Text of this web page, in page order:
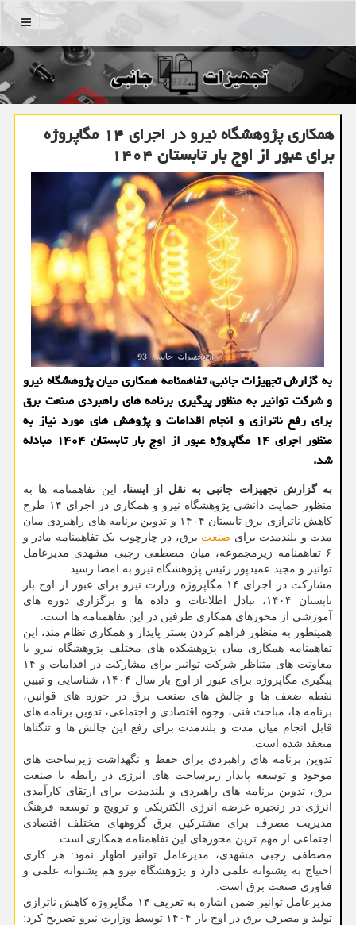
منو
همکاری پژوهشگاه نیرو در اجرای ۱۴ مگاپروژه
برای عبور از اوج بار تابستان ۱۴۰۴
به گزارش تجهیزات جانبی، تفاهمنامه همکاری میان پژوهشگاه نیرو
و شرکت توانیر به منظور پیگیری برنامه های راهبردی صنعت برق
برای رفع ناترازی و انجام اقدامات و پژوهش های مورد نیاز به
منظور اجرای ۱۴ مگاپروژه عبور از اوج بار تابستان ۱۴۰۴ مبادله
شد.
به گزارش تجهیزات جانبی به نقل از ایسنا، این تفاهمنامه ها به
منظور حمایت دانشی پژوهشگاه نیرو و همکاری در اجرای ۱۴ طرح
کاهش ناترازی برق تابستان ۱۴۰۴ و تدوین برنامه های راهبردی میان
مدت و بلندمدت برای صنعت برق، در چارچوب یک تفاهمنامه مادر و
۶ تفاهمنامه زیرمجموعه، میان مصطفی رجبی مشهدی مدیرعامل
توانیر و مجید عمیدپور رئیس پژوهشگاه نیرو به امضا رسید.
مشارکت در اجرای ۱۴ مگاپروژه وزارت نیرو برای عبور از اوج بار
تابستان ۱۴۰۴، تبادل اطلاعات و داده ها و برگزاری دوره های
آموزشی از محورهای همکاری طرفین در این تفاهمنامه ها است.
همینطور به منظور فراهم کردن بستر پایدار و همکاری نظام مند، این
تفاهمنامه همکاری میان پژوهشکده های مختلف پژوهشگاه نیرو با
معاونت های متناظر شرکت توانیر برای مشارکت در اقدامات و ۱۴
پیگیری مگاپروژه برای عبور از اوج بار سال ۱۴۰۴، شناسایی و تبیین
نقطه ضعف ها و چالش های صنعت برق در حوزه های قوانین،
برنامه ها، مباحث فنی، وجوه اقتصادی و اجتماعی، تدوین برنامه های
قابل انجام میان مدت و بلندمدت برای رفع این چالش ها و تنگناها
منعقد شده است.
تدوین برنامه های راهبردی برای حفظ و نگهداشت زیرساخت های
موجود و توسعه پایدار زیرساخت های انرژی در رابطه با صنعت
برق، تدوین برنامه های راهبردی و بلندمدت برای ارتقای کارآمدی
انرژی در زنجیره عرضه انرژی الکتریکی و ترویج و توسعه فرهنگ
مدیریت مصرف برای مشترکین برق گروههای مختلف اقتصادی
اجتماعی از مهم ترین محورهای این تفاهمنامه همکاری است.
مصطفی رجبی مشهدی، مدیرعامل توانیر اظهار نمود: هر کاری
احتیاج به پشتوانه علمی دارد و پژوهشگاه نیرو هم پشتوانه علمی و
فناوری صنعت برق است.
مدیرعامل توانیر ضمن اشاره به تعریف ۱۴ مگاپروژه کاهش ناترازی
تولید و مصرف برق در اوج بار ۱۴۰۴ توسط وزارت نیرو تصریح کرد: